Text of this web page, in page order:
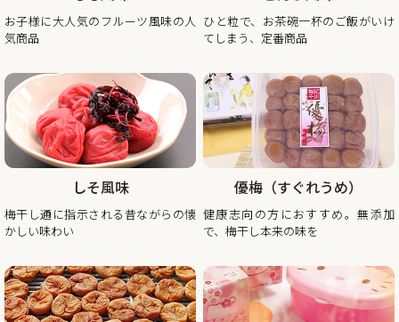
※2025年12月20日（土曜日）以降の注文分は2026年1月6日
（火曜日）以降の出荷。
2025年12月26日（金曜日）
最終出荷日
2025年12月28日（土曜日）～ 2026年1月4日（日曜
日） 休 業 日
2026年1月5日（月曜
日） 平常通り営業
※出荷開始は2026年1月6日（火曜日）より順次発送。
休業日後は、大変混雑が予想されますのであらかじめのご注
2025/11/10
秋・冬の梅干しお買い得企画を開催！2025年最終セール
お子様に大人気のフルーツ風味の人
気商品
ひと粒で、お茶碗一杯のご飯がいけ
てしまう、定番商品
しそ風味
梅干し通に指示される昔ながらの懐
かしい味わい
優梅（すぐれうめ）
健康志向の方におすすめ。無添加
で、梅干し本来の味を